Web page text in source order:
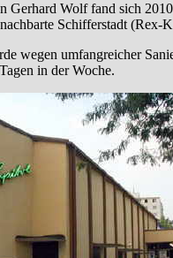
Gerhard Wolf fand sich
Schifferstadt (Rex-
wegen umfangreicher
in der Woche.